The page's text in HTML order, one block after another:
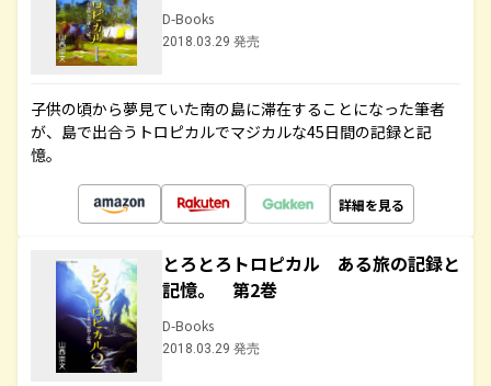
D-Books
2018.03.29 発売
子供の頃から夢見ていた南の島に滞在することになった筆者
が、島で出合うトロピカルでマジカルな45日間の記録と記
憶。
詳細を見る
とろとろトロピカル ある旅の記録と
記憶。 第2巻
D-Books
2018.03.29 発売